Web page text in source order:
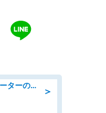
＞
「土日祝休み」治験コーディネーターのお仕事/未経験OK